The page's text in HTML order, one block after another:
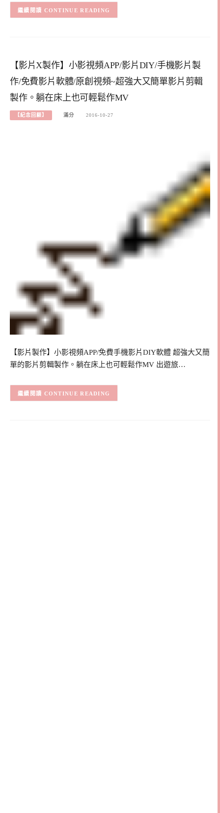
CONTINUE READING
【影片X製作】小影視頻APP/影片DIY/手機影片製
作/免費影片軟體/原創視頻~超強大又簡單影片剪輯
製作。躺在床上也可輕鬆作MV
【紀念回顧】 滿分 2016-10-27
【影片製作】小影視頻APP/免費手機影片DIY軟體 超強大又簡
單的影片剪輯製作。躺在床上也可輕鬆作MV 出遊旅…
CONTINUE READING